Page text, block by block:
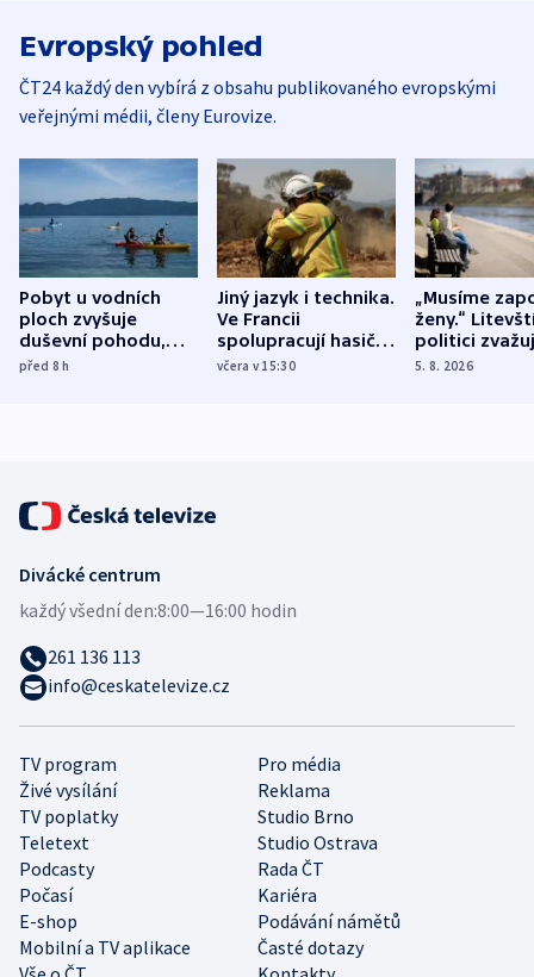
Evropský pohled
ČT24 každý den vybírá z obsahu publikovaného evropskými
veřejnými médii, členy Eurovize.
Pobyt u vodních
ploch zvyšuje
duševní pohodu,
ukázala
před 8h
Jiný jazyk i technika.
Ve Francii
spolupracují hasiči z
různých zemí
včera v 15:30
„Musíme
ženy.“
politici
dohodu o
5. 8. 2026
TV program
Pro média
Živé vysílání
Reklama
TV poplatky
Studio Brno
Teletext
Studio Ostrava
Podcasty
Rada ČT
Počasí
Kariéra
E-shop
Podávání námětů
Mobilní a TV aplikace
Časté dotazy
Divácké centrum
každý všední den:8:00—16:00 hodin
261 136 113
info@ceskatelevize.cz